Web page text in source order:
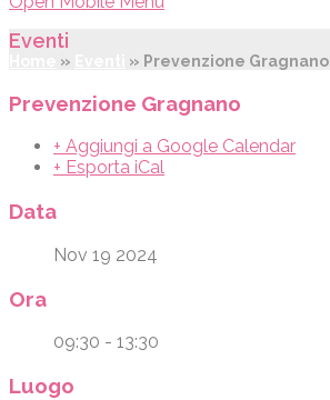
Eventi
» » Prevenzione Gragnano
Prevenzione Gragnano
+ Aggiungi a Google Calendar
+ Esporta iCal
Data
Nov 19 2024
Ora
09:30 - 13:30
Luogo